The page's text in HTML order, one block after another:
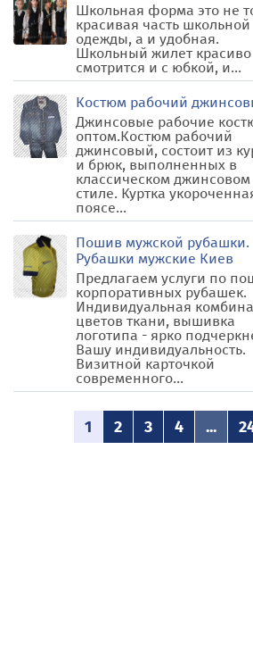
Школьная форма это не
красивая часть школьной
одежды, а и удобная.
Школьный жилет красиво
смотрится и с юбкой, и...
Костюм рабочий
Джинсовые рабочие
оптом.Костюм рабочий
джинсовый, состоит из
и брюк, выполненных в
классическом джинсовом
стиле. Куртка
поясе...
Пошив мужской рубашки.
Рубашки мужские Киев
Предлагаем услуги по
корпоративных рубашек.
Индивидуальная
цветов ткани, вышивка
логотипа - ярко
Вашу индивидуальность.
Визитной карточкой
современного...
1 2 3 4 ...